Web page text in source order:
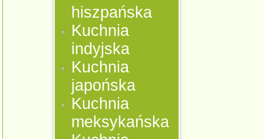
hiszpańska
Kuchnia
indyjska
Kuchnia
japońska
Kuchnia
meksykańska